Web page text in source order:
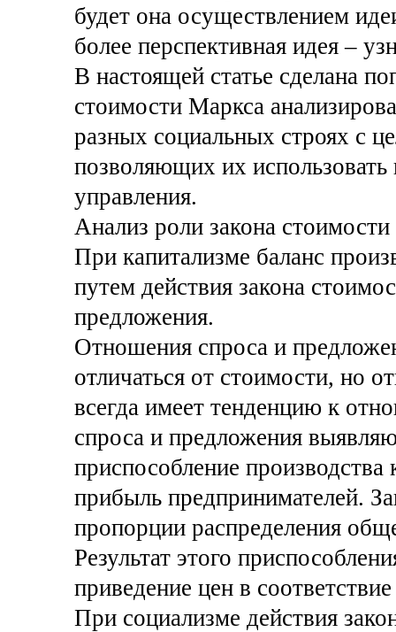
будет она осуществлением
более перспективная идея –
В настоящей статье сделана
стоимости Маркса
разных социальных строях с
позволяющих их
управления.
Анализ роли закона
При капитализме баланс
путем действия закона
предложения.
Отношения спроса и
отличаться от стоимости, но
всегда имеет тенденцию к
спроса и предложения
приспособление
прибыль предпринимателей.
пропорции распределения
Результат этого
приведение цен в
При социализме действия